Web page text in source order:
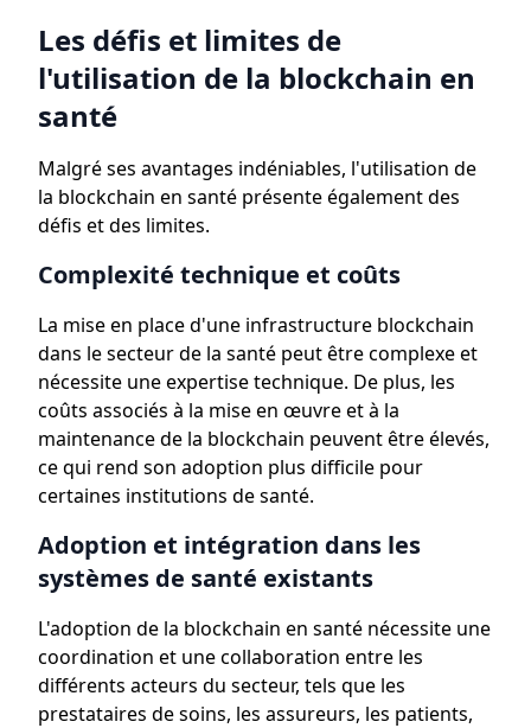
Les défis et limites de
l'utilisation de la blockchain en
santé
Malgré ses avantages indéniables, l'utilisation de
la blockchain en santé présente également des
défis et des limites.
Complexité technique et coûts
La mise en place d'une infrastructure blockchain
dans le secteur de la santé peut être complexe et
nécessite une expertise technique. De plus, les
coûts associés à la mise en œuvre et à la
maintenance de la blockchain peuvent être élevés,
ce qui rend son adoption plus difficile pour
certaines institutions de santé.
Adoption et intégration dans les
systèmes de santé existants
L'adoption de la blockchain en santé nécessite une
coordination et une collaboration entre les
différents acteurs du secteur, tels que les
prestataires de soins, les assureurs, les patients,